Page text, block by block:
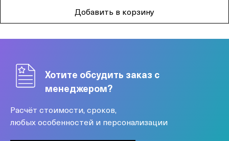
Добавить в корзину
Хотите обсудить заказ с
менеджером?
Расчёт стоимости, сроков,
любых особенностей и персонализации